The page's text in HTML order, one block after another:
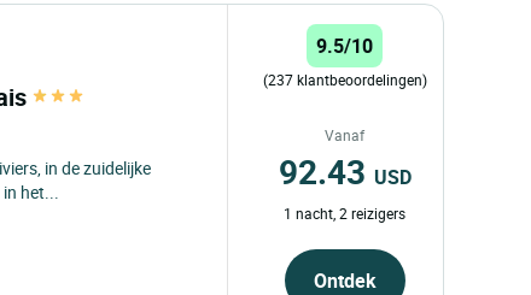
in de zuidelijke
het...
9.5/10
(237 klantbeoordelingen)
Vanaf
92.43 USD
1 nacht, 2 reizigers
Ontdek